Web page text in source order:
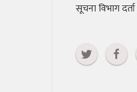
सूचना विभाग